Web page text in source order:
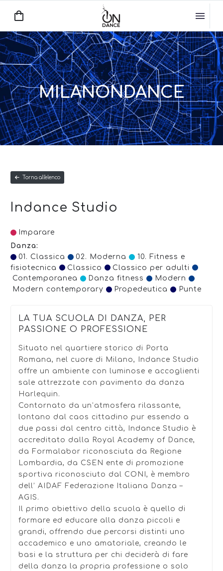
MILANONDANCE
Torna all'elenco
Indance Studio
Imparare
Danza:
01. Classica
02. Moderna
10. Fitness e
fisiotecnica
Classico
Classico per adulti
Contemporanea
Danza fitness
Modern
Modern contemporary
Propedeutica Punte
LA TUA SCUOLA DI DANZA, PER
PASSIONE O PROFESSIONE
Situato nel quartiere storico di Porta
Romana, nel cuore di Milano, Indance Studio
offre un ambiente con luminose e accoglienti
sale attrezzate con pavimento da danza
Harlequin.
Contornato da un’atmosfera rilassante,
lontano dal caos cittadino pur essendo a
due passi dal centro città, Indance Studio è
accreditato dalla Royal Academy of Dance,
da Formalabor riconosciuta da Regione
Lombardia, da CSEN ente di promozione
sportiva riconosciuto dal CONI, è membro
dell’ AIDAF Federazione Italiana Danza –
AGIS.
Il primo obiettivo della scuola è quello di
formare ed educare alla danza piccoli e
grandi, offrendo due percorsi distinti uno
accademico e uno amatoriale, creando le
basi e la struttura per chi deciderà di fare
della danza la propria professione o solo